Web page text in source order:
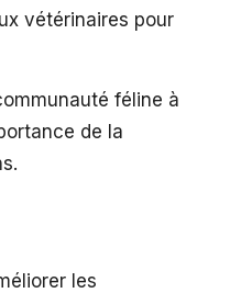
vétérinaires pour
féline à
de la
les